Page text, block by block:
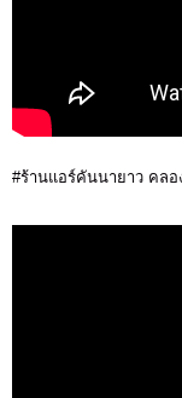
#ร้านแอร์คันนายาว คลอ